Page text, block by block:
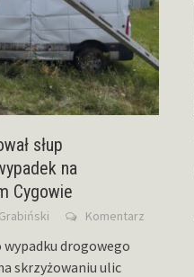
słup
na
Cygowie
Komentarz
drogowego
skrzyżowaniu ulic